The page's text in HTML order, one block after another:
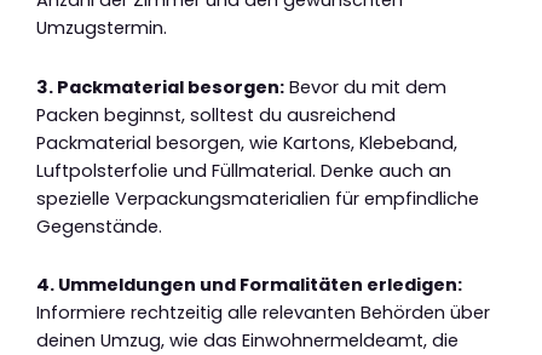
Umzugstermin.
3. Packmaterial besorgen: Bevor du mit dem
Packen beginnst, solltest du ausreichend
Packmaterial besorgen, wie Kartons, Klebeband,
Luftpolsterfolie und Füllmaterial. Denke auch an
spezielle Verpackungsmaterialien für empfindliche
Gegenstände.
4. Ummeldungen und Formalitäten erledigen:
Informiere rechtzeitig alle relevanten Behörden über
deinen Umzug, wie das Einwohnermeldeamt, die